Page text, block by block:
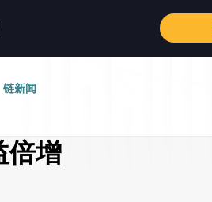
链新闻
倍增